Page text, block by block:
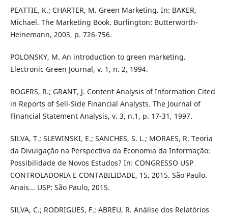
PEATTIE, K.; CHARTER, M. Green Marketing. In: BAKER,
Michael. The Marketing Book. Burlington: Butterworth-
Heinemann, 2003, p. 726-756.
POLONSKY, M. An introduction to green marketing.
Electronic Green Journal, v. 1, n. 2, 1994.
ROGERS, R.; GRANT, J. Content Analysis of Information Cited
in Reports of Sell-Side Financial Analysts. The Journal of
Financial Statement Analysis, v. 3, n.1, p. 17-31, 1997.
SILVA, T.; SLEWINSKI, E.; SANCHES, S. L.; MORAES, R. Teoria
da Divulgação na Perspectiva da Economia da Informação:
Possibilidade de Novos Estudos? In: CONGRESSO USP
CONTROLADORIA E CONTABILIDADE, 15, 2015. São Paulo.
Anais... USP: São Paulo, 2015.
SILVA, C.; RODRIGUES, F.; ABREU, R. Análise dos Relatórios